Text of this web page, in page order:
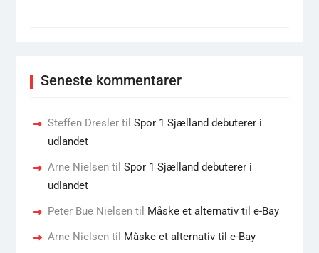
Seneste kommentarer
Steffen Dreslertil Spor 1 Sjælland debuterer i
udlandet
Arne Nielsentil Spor 1 Sjælland debuterer i
udlandet
Peter Bue Nielsentil Måske et alternativ til e-Bay
Arne Nielsentil Måske et alternativ til e-Bay